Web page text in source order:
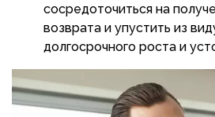
сосредоточиться на
возврата и упустить из
долгосрочного роста и